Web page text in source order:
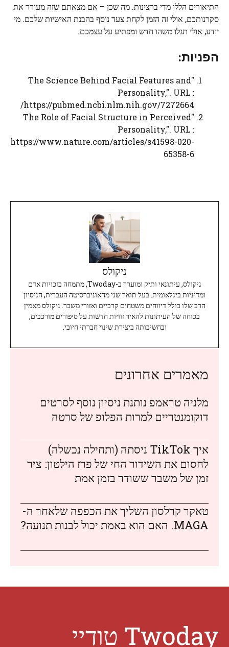
התיאורים הללו מדי ברצינות. מה שכן – אם מצאתם שזה מעורר את
סקרנותכם, אולי זה הזמן לקחת צעד נוסף בהבנת האישיות שלכם. מי
יודע, אולי תגלו משהו חדש ומפתיע על עצמכם.
הפניות:
"The Science Behind Facial Features and
Personality,". URL :
https://pubmed.ncbi.nlm.nih.gov/7272664/
"The Role of Facial Structure in Perceived
Personality,". URL :
https://www.nature.com/articles/s41598-020-
65358-6
ניקולס
ניקולס, עיתונאי ותיק ומוערך ב-Twoday, מתמחה בזכויות אדם
ומדיניות בינלאומית. בעל תואר שני מהאוניברסיטה העברית, הניסיון
הרב שלו כולל דיווחים משטחים קרביים ואזורי משבר. ניקולס מאמין
בכוחה של העיתונות להאיר זוויות חדשות על סיפורים מורכבים,
ובחשיבותה ביצירת שינוי חברתי חיובי.
מאמרים אחרונים
מלניה טראמפ נותנת ניסיון נוסף לסרטים
דוקומנטריים למרות הפלופ של סרטה
איך TikTok ניסתה (ותחילה נכשלה)
לחסום את השידור החי של פרז הילטון: ציר
זמן של משבר ששודר בזמן אמת
טאקר קרלסון השליך את הכפפה שלאחר ה-
MAGA. האם הוא באמת יכול לבנות תנועה?
Twoday טודיי